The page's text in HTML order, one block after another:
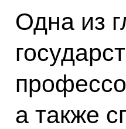
Одна из
а также